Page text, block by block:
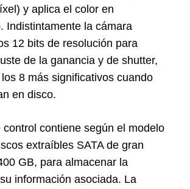
y aplica el color en
Indistintamente la cámara
12 bits de resolución para
de la ganancia y de shutter,
8 más significativos cuando
en disco.
control contiene según el modelo
extraíbles SATA de gran
GB, para almacenar la
información asociada. La